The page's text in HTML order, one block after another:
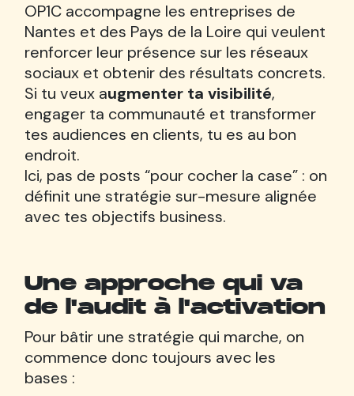
OP1C accompagne les entreprises de
Nantes et des Pays de la Loire qui veulent
renforcer leur présence sur les réseaux
sociaux et obtenir des résultats concrets.
Si tu veux augmenter ta visibilité,
engager ta communauté et transformer
tes audiences en clients, tu es au bon
endroit.
Ici, pas de posts “pour cocher la case” : on
définit une stratégie sur-mesure alignée
avec tes objectifs business.
Une approche qui va
de l'audit à l'activation
Pour bâtir une stratégie qui marche, on
commence donc toujours avec les
bases :